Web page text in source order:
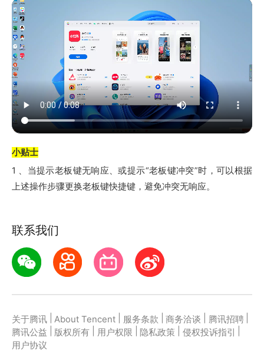
小贴士
1 、当提示老板键无响应、或提示“老板键冲突”时，可以根据
上述操作步骤更换老板键快捷键，避免冲突无响应。
联系我们
关于腾讯 About Tencent 服务条款 商务洽谈 腾讯招聘
腾讯公益
版权所有 用户权限 隐私政策 侵权投诉指引
用户协议